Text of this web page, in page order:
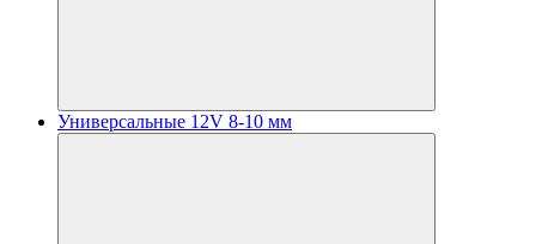
Универсальные 12V 8-10 мм